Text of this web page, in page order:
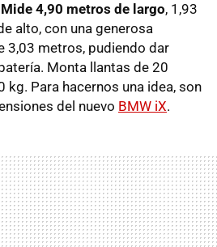
Mide 4,90 metros de largo, 1,93
alto, con una generosa
3,03 metros, pudiendo dar
Monta llantas de 20
kg. Para hacernos una idea, son
del nuevo BMW iX.